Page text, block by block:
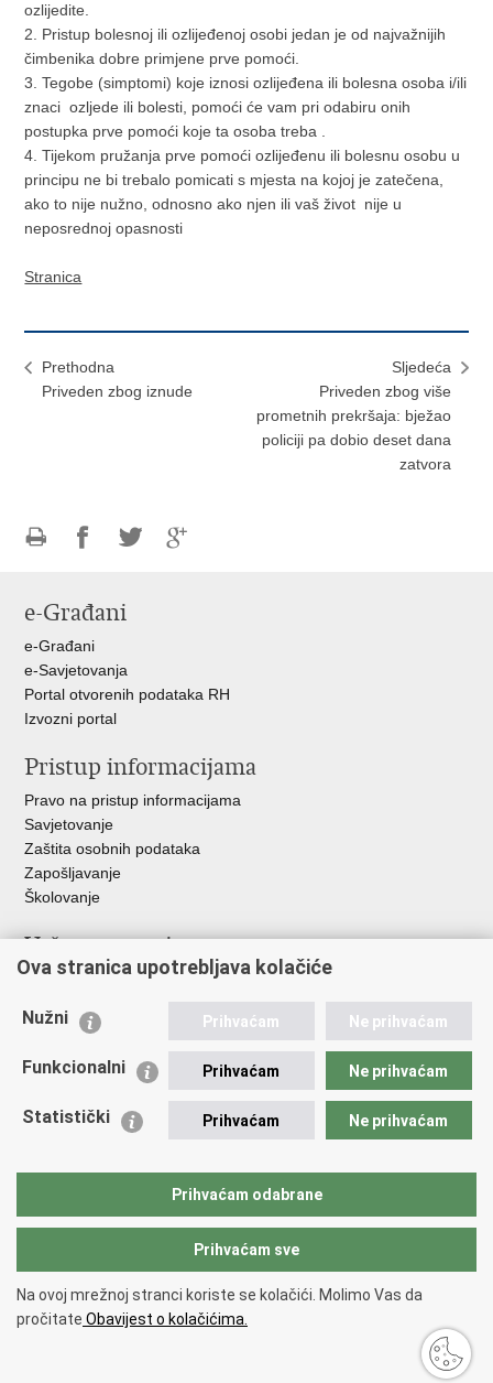
ozlijedite.
2. Pristup bolesnoj ili ozlijeđenoj osobi jedan je od najvažnijih
čimbenika dobre primjene prve pomoći.
3. Tegobe (simptomi) koje iznosi ozlijeđena ili bolesna osoba i/ili
znaci ozljede ili bolesti, pomoći će vam pri odabiru onih
postupka prve pomoći koje ta osoba treba .
4. Tijekom pružanja prve pomoći ozlijeđenu ili bolesnu osobu u
principu ne bi trebalo pomicati s mjesta na kojoj je zatečena,
ako to nije nužno, odnosno ako njen ili vaš život nije u
neposrednoj opasnosti
Stranica
Prethodna
Priveden zbog iznude
Sljedeća
Priveden zbog više
prometnih prekršaja: bježao
policiji pa dobio deset dana
zatvora
FacebookuTwitteru
e-Građani
e-Građani
e-Savjetovanja
Portal otvorenih podataka RH
Izvozni portal
Pristup informacijama
Pravo na pristup informacijama
Savjetovanje
Zaštita osobnih podataka
Zapošljavanje
Školovanje
Važne poveznice
Ministarstvo unutarnjih poslova
Udruge
Policijska akademija
Zaklada policijske solidarnosti
Vučetić"
Copyright © 2026 Policijska uprava istarska.
pristupačnosti.
Ova stranica upotrebljava kolačiće
Nužni Prihvaćam Ne prihvaćam
Funkcionalni Prihvaćam Ne prihvaćam
Statistički Prihvaćam Ne prihvaćam
Prihvaćam odabrane
Prihvaćam sve
Na ovoj mrežnoj stranci koriste se kolačići. Molimo Vas da
pročitate Obavijest o kolačićima.